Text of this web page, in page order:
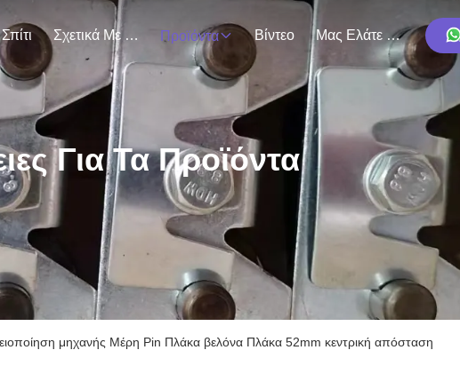
Σπίτι Σχετικά Με Εμάς Προϊόντα Βίντεο Μας Ελάτε Σε Επαφή Με
Για Τα Προϊόντα
μηχανής Μέρη Pin Πλάκα βελόνα Πλάκα 52mm κεντρική απόσταση